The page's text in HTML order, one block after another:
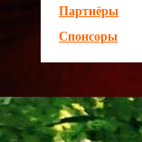
Партнёры
Спонсоры